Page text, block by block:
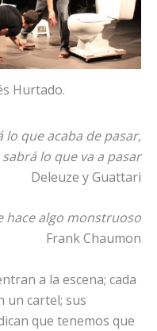
Hurtado.
lo que acaba de pasar,
lo que va a pasar
Deleuze y Guattari
hace algo monstruoso
Frank Chaumon
a la escena; cada
un cartel; sus
que tenemos que